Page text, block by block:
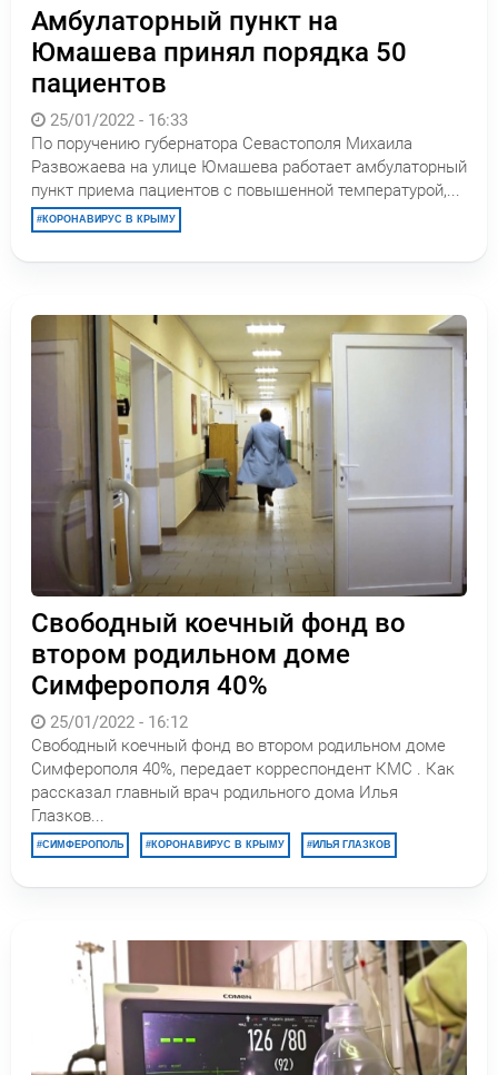
Амбулаторный пункт на
Юмашева принял порядка 50
пациентов
25/01/2022 - 16:33
По поручению губернатора Севастополя Михаила
Развожаева на улице Юмашева работает амбулаторный
пункт приема пациентов с повышенной температурой,...
КОРОНАВИРУС В КРЫМУ
Свободный коечный фонд во
втором родильном доме
Симферополя 40%
25/01/2022 - 16:12
Свободный коечный фонд во втором родильном доме
Симферополя 40%, передает корреспондент КМС . Как
рассказал главный врач родильного дома Илья
Глазков...
СИМФЕРОПОЛЬ КОРОНАВИРУС В КРЫМУ ИЛЬЯ ГЛАЗКОВ